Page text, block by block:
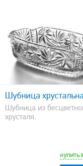
Шубница
Шубница из
хрусталя.
купить
быстрый